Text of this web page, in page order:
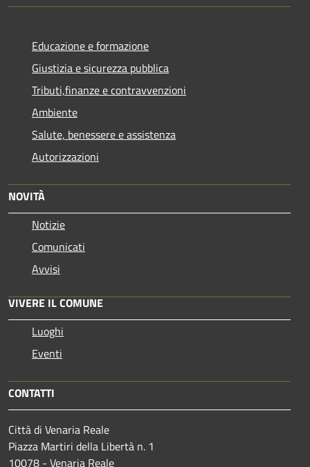
Educazione e formazione
Giustizia e sicurezza pubblica
Tributi,finanze e contravvenzioni
Ambiente
Salute, benessere e assistenza
Autorizzazioni
NOVITÀ
Notizie
Comunicati
Avvisi
VIVERE IL COMUNE
Luoghi
Eventi
CONTATTI
Città di Venaria Reale
Piazza Martiri della Libertà n. 1
10078 - Venaria Reale